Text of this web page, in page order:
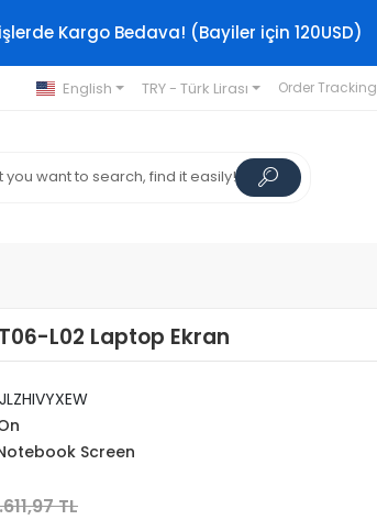
Kargo Bedava! (Bayiler için 120USD)
English TRY - Türk Lirası Order Tracking
L02 Laptop Ekran
Screen
TL